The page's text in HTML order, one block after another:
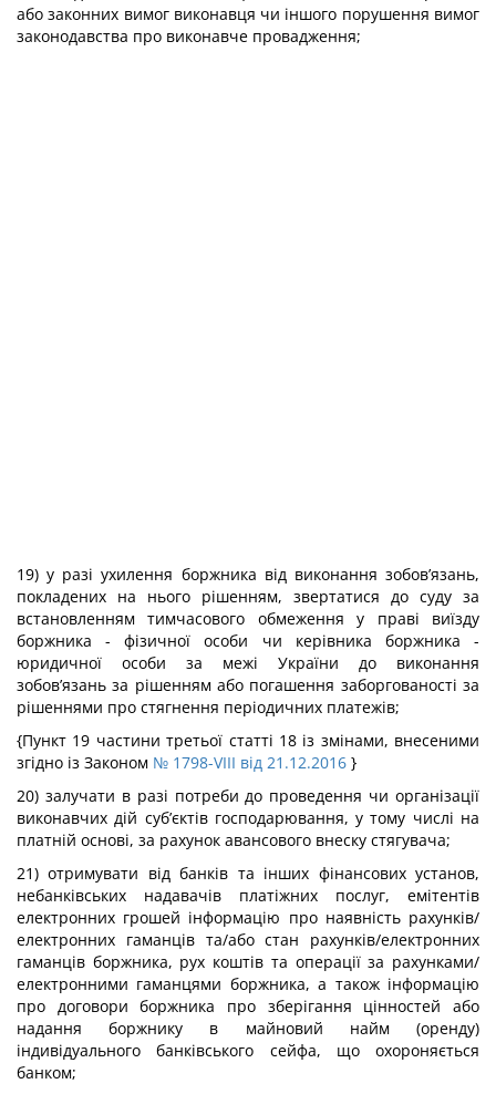
або законних вимог виконавця чи іншого порушення вимог
законодавства про виконавче провадження;
19) у разі ухилення боржника від виконання зобов’язань,
покладених на нього рішенням, звертатися до суду за
встановленням тимчасового обмеження у праві виїзду
боржника - фізичної особи чи керівника боржника -
юридичної особи за межі України до виконання
зобов’язань за рішенням або погашення заборгованості за
рішеннями про стягнення періодичних платежів;
{Пункт 19 частини третьої статті 18 із змінами, внесеними
згідно із Законом № 1798-VIII від 21.12.2016 }
20) залучати в разі потреби до проведення чи організації
виконавчих дій суб’єктів господарювання, у тому числі на
платній основі, за рахунок авансового внеску стягувача;
21) отримувати від банків та інших фінансових установ,
небанківських надавачів платіжних послуг, емітентів
електронних грошей інформацію про наявність рахунків/
електронних гаманців та/або стан рахунків/електронних
гаманців боржника, рух коштів та операції за рахунками/
електронними гаманцями боржника, а також інформацію
про договори боржника про зберігання цінностей або
надання боржнику в майновий найм (оренду)
індивідуального банківського сейфа, що охороняється
банком;